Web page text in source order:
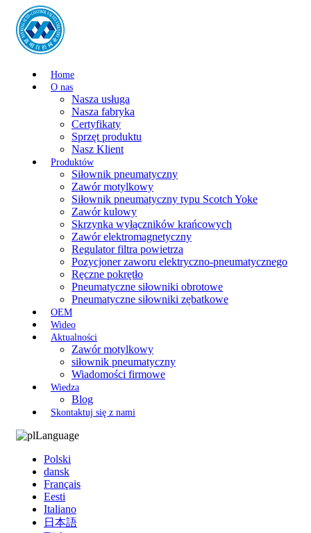
Home
O nas
Nasza usługa
Nasza fabryka
Certyfikaty
Sprzęt produktu
Nasz Klient
Produktów
Siłownik pneumatyczny
Zawór motylkowy
Siłownik pneumatyczny typu Scotch Yoke
Zawór kulowy
Skrzynka wyłączników krańcowych
Zawór elektromagnetyczny
Regulator filtra powietrza
Pozycjoner zaworu elektryczno-pneumatycznego
Ręczne pokrętło
Pneumatyczne siłowniki obrotowe
Pneumatyczne siłowniki zębatkowe
OEM
Wideo
Aktualności
Zawór motylkowy
siłownik pneumatyczny
Wiadomości firmowe
Wiedza
Blog
Skontaktuj się z nami
Language
Polski
dansk
Français
Eesti
Italiano
日本語